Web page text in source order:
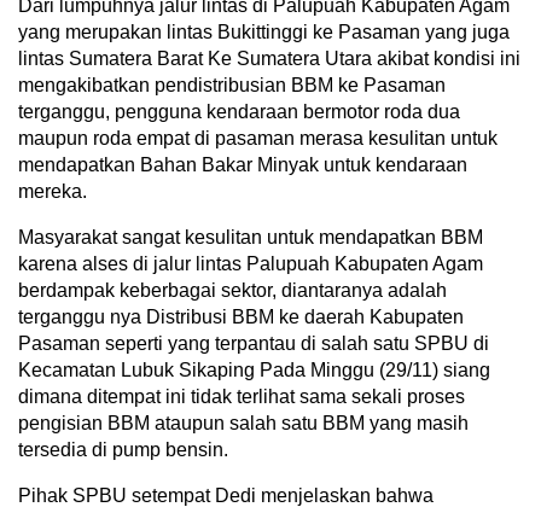
Dari lumpuhnya jalur lintas di Palupuah Kabupaten Agam
yang merupakan lintas Bukittinggi ke Pasaman yang juga
lintas Sumatera Barat Ke Sumatera Utara akibat kondisi ini
mengakibatkan pendistribusian BBM ke Pasaman
terganggu, pengguna kendaraan bermotor roda dua
maupun roda empat di pasaman merasa kesulitan untuk
mendapatkan Bahan Bakar Minyak untuk kendaraan
mereka.
Masyarakat sangat kesulitan untuk mendapatkan BBM
karena alses di jalur lintas Palupuah Kabupaten Agam
berdampak keberbagai sektor, diantaranya adalah
terganggu nya Distribusi BBM ke daerah Kabupaten
Pasaman seperti yang terpantau di salah satu SPBU di
Kecamatan Lubuk Sikaping Pada Minggu (29/11) siang
dimana ditempat ini tidak terlihat sama sekali proses
pengisian BBM ataupun salah satu BBM yang masih
tersedia di pump bensin.
Pihak SPBU setempat Dedi menjelaskan bahwa